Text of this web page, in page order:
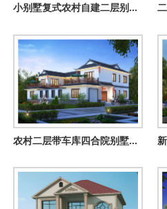
小别墅复式农村自建二层别墅设计图，占地不大但很高端
农村二层带车库四合院别墅设计图，新中式外观图片，户型实用方